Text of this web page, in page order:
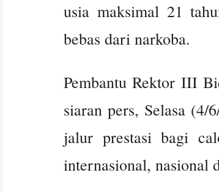
usia maksimal 21
bebas dari narkoba.
Pembantu Rektor III
siaran pers, Selasa (4/
jalur prestasi bagi
internasional, nasional